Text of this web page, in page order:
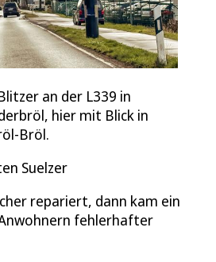
an der L339 in
hier mit Blick in
Bröl.
Suelzer
repariert, dann kam ein
fehlerhafter